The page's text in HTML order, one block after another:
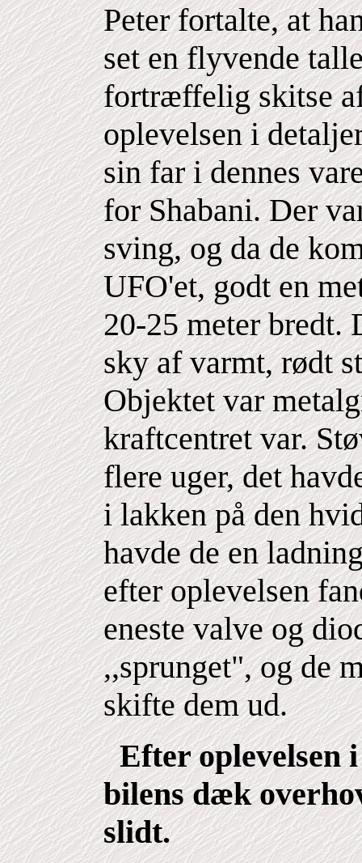
Peter fortalte, at
set en flyvende
fortræffelig skitse
oplevelsen i
sin far i dennes
for Shabani. Der
sving, og da de
UFO'et, godt en
20-25 meter bredt.
sky af varmt, rødt
Objektet var
kraftcentret var.
flere uger, det
i lakken på den
havde de en
efter oplevelsen
eneste valve og
,,sprunget", og de
skifte dem ud.
Efter oplevelsen i
bilens dæk
slidt.